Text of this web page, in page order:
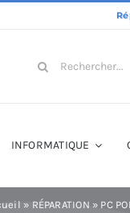
Search
INFORMATIQUE
» RÉPARATION » PC